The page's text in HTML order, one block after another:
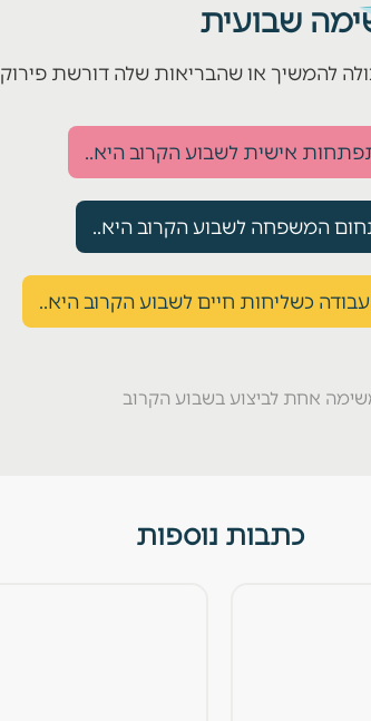
שבועית
להמשיך או שהבריאות שלה דורשת פירוק
אישית לשבוע הקרוב היא..
המשפחה לשבוע הקרוב היא..
כשליחות חיים לשבוע הקרוב היא..
אחת לביצוע בשבוע הקרוב
כתבות נוספות